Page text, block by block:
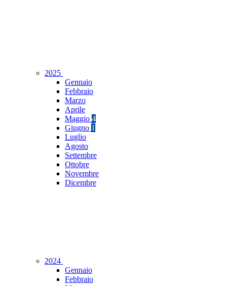
2025
Gennaio
Febbraio
Marzo
Aprile
Maggio 4
Giugno 1
Luglio
Agosto
Settembre
Ottobre
Novembre
Dicembre
2024
Gennaio
Febbraio